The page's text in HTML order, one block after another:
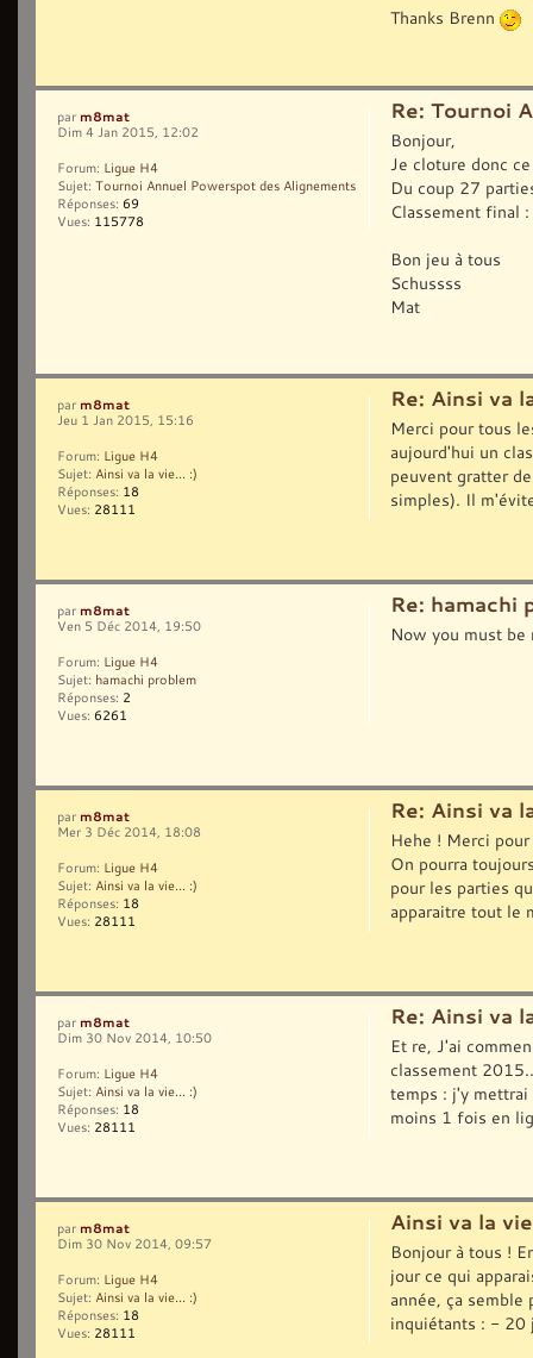
Thanks Brenn
Re: Tournoi
Bonjour,
Je cloture donc
Du coup 27
Classement final
Bon jeu à tous
Schussss
Mat
par m8mat
Dim 4 Jan 2015, 12:02
Forum: Ligue H4
Sujet: Tournoi Annuel Powerspot des Alignements
Réponses: 69
Vues: 115778
Re: Ainsi va
Merci pour tous
aujourd'hui un
peuvent gratter
simples). Il
par m8mat
Jeu 1 Jan 2015, 15:16
Forum: Ligue H4
Sujet: Ainsi va la vie... :)
Réponses: 18
Vues: 28111
Re: hamachi
Now you must
par m8mat
Ven 5 Déc 2014, 19:50
Forum: Ligue H4
Sujet: hamachi problem
Réponses: 2
Vues: 6261
Re: Ainsi va
Hehe ! Merci
On pourra
pour les parties
apparaitre tout le
par m8mat
Mer 3 Déc 2014, 18:08
Forum: Ligue H4
Sujet: Ainsi va la vie... :)
Réponses: 18
Vues: 28111
Re: Ainsi va
Et re, J'ai
classement
temps : j'y
moins 1 fois en
par m8mat
Dim 30 Nov 2014, 10:50
Forum: Ligue H4
Sujet: Ainsi va la vie... :)
Réponses: 18
Vues: 28111
Ainsi va la
Bonjour à tous !
jour ce qui
année, ça
inquiétants : - 20
par m8mat
Dim 30 Nov 2014, 09:57
Forum: Ligue H4
Sujet: Ainsi va la vie... :)
Réponses: 18
Vues: 28111